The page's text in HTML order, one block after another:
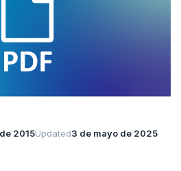
2015Updated3 de mayo de 2025